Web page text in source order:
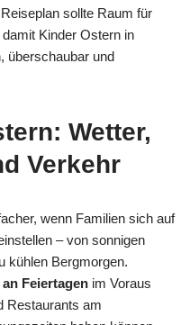
sollte Raum für
Kinder Ostern in
überschaubar und
Wetter,
Verkehr
wenn Familien sich auf
– von sonnigen
kühlen Bergmorgen.
Feiertagen im Voraus
Restaurants am